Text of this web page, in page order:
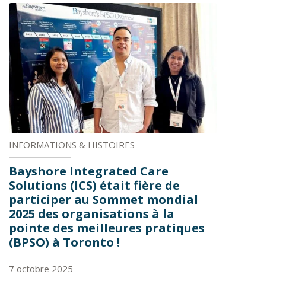
INFORMATIONS & HISTOIRES
Bayshore Integrated Care
Solutions (ICS) était fière de
participer au Sommet mondial
2025 des organisations à la
pointe des meilleures pratiques
(BPSO) à Toronto !
7 octobre 2025